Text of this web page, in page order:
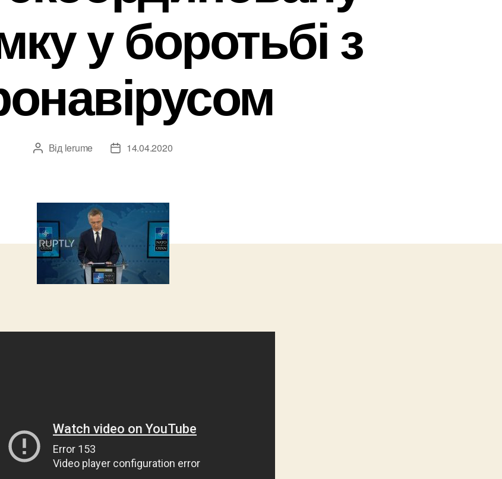
у боротьбі з
Автор
Від lerume
Дата14.04.2020